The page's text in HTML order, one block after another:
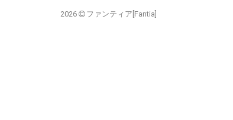
2026 ファンティア[Fantia]